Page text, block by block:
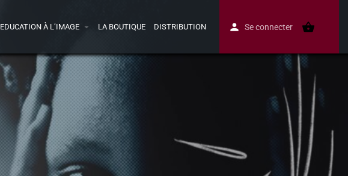
EDUCATION À L’IMAGE LA BOUTIQUE DISTRIBUTION Se connecter